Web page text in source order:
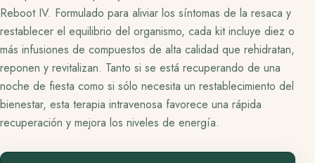
Reboot IV. Formulado para aliviar los síntomas de la resaca y
restablecer el equilibrio del organismo, cada kit incluye diez o
más infusiones de compuestos de alta calidad que rehidratan,
reponen y revitalizan. Tanto si se está recuperando de una
noche de fiesta como si sólo necesita un restablecimiento del
bienestar, esta terapia intravenosa favorece una rápida
recuperación y mejora los niveles de energía.